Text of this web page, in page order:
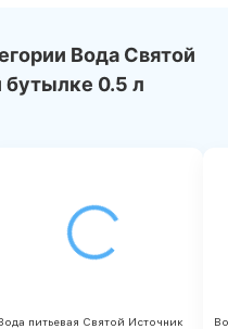
Вода Святой
бутылке 0.5 л
питьевая Святой Источник